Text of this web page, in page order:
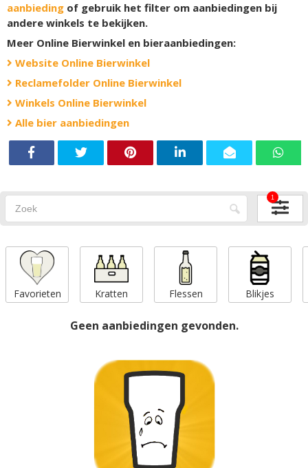
aanbieding of gebruik het filter om aanbiedingen bij
andere winkels te bekijken.
Meer Online Bierwinkel en bieraanbiedingen:
Website Online Bierwinkel
Reclamefolder Online Bierwinkel
Winkels Online Bierwinkel
Alle bier aanbiedingen
1
Favorieten Kratten Flessen Blikjes
Geen aanbiedingen gevonden.